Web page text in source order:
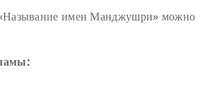
имен Манджушри» можно